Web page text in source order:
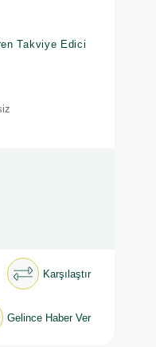
Takviye Edici
Karşılaştır
Gelince Haber Ver